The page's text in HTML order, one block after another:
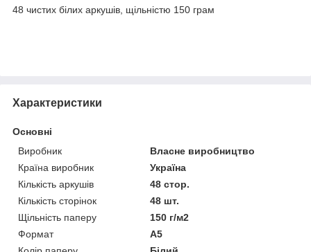
48 чистих білих аркушів, щільністю 150 грам
Характеристики
Основні
Виробник
Власне виробництво
Країна виробник
Україна
Кількість аркушів
48 стор.
Кількість сторінок
48 шт.
Щільність паперу
150 г/м2
Формат
A5